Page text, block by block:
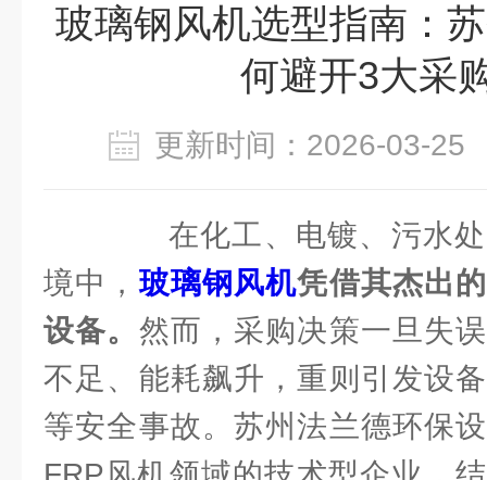
玻璃钢风机选型指南：
何避开3大采
更新时间：2026-03-
在化工、电镀、污水处
境中，玻璃钢风机凭借其杰出
设备。 然而，采购决策一旦失
不足、能耗飙升，重则引发设
等安全事故。苏州法兰德环保